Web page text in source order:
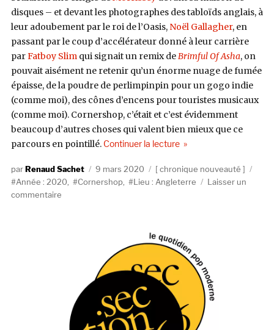
disques – et devant les photographes des tabloïds anglais, à
leur adoubement par le roi de l’Oasis, Noël Gallagher, en
passant par le coup d’accélérateur donné à leur carrière
parFatboy Slim qui signait un remix de Brimful Of Asha, on
pouvait aisément ne retenir qu’un énorme nuage de fumée
épaisse, de la poudre de perlimpinpin pour un gogo indie
(comme moi), des cônes d’encens pour touristes musicaux
(comme moi). Cornershop, c’était et c’est évidemment
beaucoup d’autres choses qui valent bien mieux que ce
parcours en pointillé. Continuer la lecturede « Cornershop,
AuteurRenaud Sachet
Publié
le
9 mars 2020 Catégories
chronique nouveauté
Année : 2020
Cornershop Lieu : Angleterre
Laisser un
commentairesur